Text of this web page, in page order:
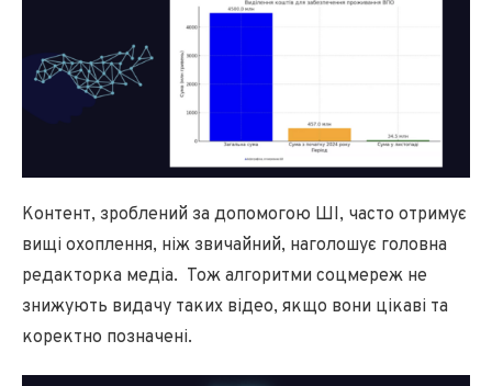
Контент, зроблений за допомогою ШІ, часто отримує
вищі охоплення, ніж звичайний, наголошує головна
редакторка медіа. Тож алгоритми соцмереж не
знижують видачу таких відео, якщо вони цікаві та
коректно позначені.